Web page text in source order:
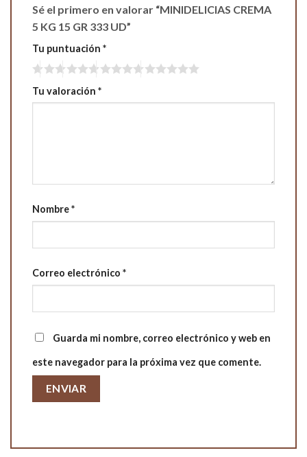
Sé el primero en valorar “MINIDELICIAS CREMA
5 KG 15 GR 333 UD”
Tu puntuación *
Tu valoración *
Nombre*
Correo electrónico *
Guarda mi nombre, correo electrónico y web en
este navegador para la próxima vez que comente.